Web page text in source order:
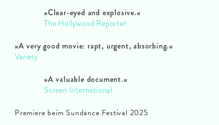
»Clear-eyed and explosive.«
The Hollywood Reporter
»A very good movie: rapt, urgent, absorbing.«
Variety
»A valuable document.«
Screen International
Premiere beim Sundance Festival 2025